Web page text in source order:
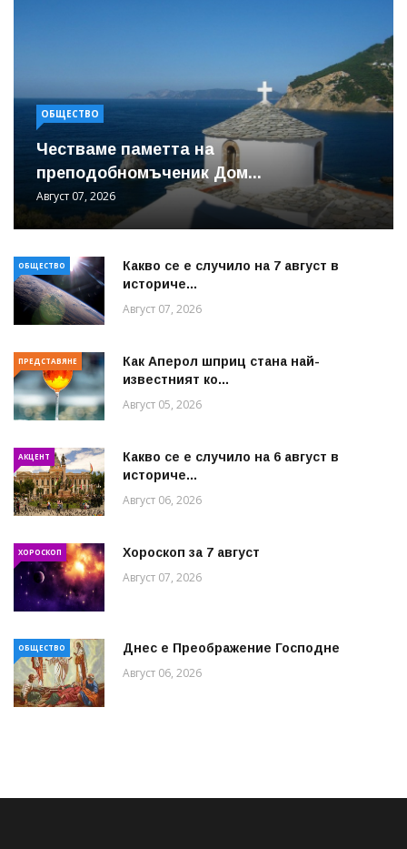
ОБЩЕСТВО
Честваме паметта на
преподобномъченик Дом...
Август 07, 2026
ОБЩЕСТВО
Какво се е случило на 7 август в
историче...
Август 07, 2026
ПРЕДСТАВЯНЕ
Как Аперол шприц стана най-
известният ко...
Август 05, 2026
АКЦЕНТ
Какво се е случило на 6 август в
историче...
Август 06, 2026
ХОРОСКОП Хороскоп за 7 август
Август 07, 2026
ОБЩЕСТВО Днес е Преображение Господне
Август 06, 2026